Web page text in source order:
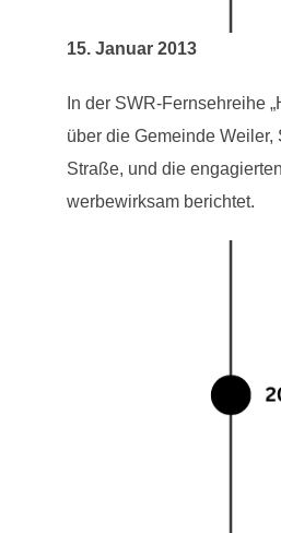
15. Januar 2013
In der SWR-Fernsehreihe
über die Gemeinde Weiler,
Straße, und die
werbewirksam berichtet.